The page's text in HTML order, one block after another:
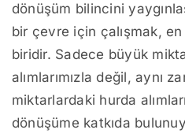
dönüşüm bilincini
bir çevre için çalışmak,
biridir. Sadece büyük
alımlarımızla değil, aynı
miktarlardaki hurda
dönüşüme katkıda